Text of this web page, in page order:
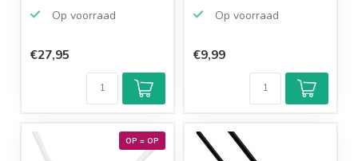
Op voorraad
€27,95
Op voorraad
€9,99
OP = OP